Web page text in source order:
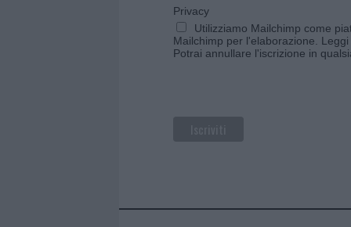
Privacy
Utilizziamo Mailchimp come
Mailchimp per l'elaborazione.
Potrai annullare l'iscrizione in